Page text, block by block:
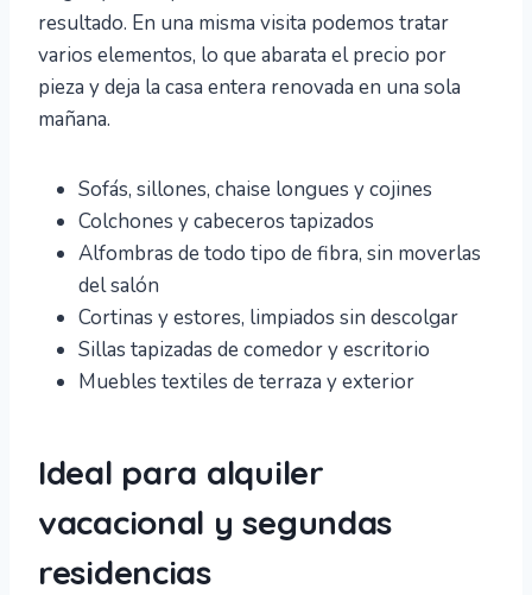
resultado. En una misma visita podemos tratar
varios elementos, lo que abarata el precio por
pieza y deja la casa entera renovada en una sola
mañana.
Sofás, sillones, chaise longues y cojines
Colchones y cabeceros tapizados
Alfombras de todo tipo de fibra, sin moverlas
del salón
Cortinas y estores, limpiados sin descolgar
Sillas tapizadas de comedor y escritorio
Muebles textiles de terraza y exterior
Ideal para alquiler
vacacional y segundas
residencias